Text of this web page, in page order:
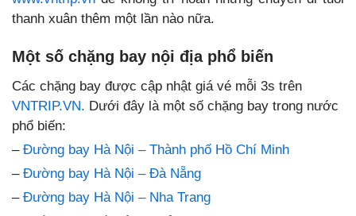
thanh xuân thêm một lần nào nữa.
Một số chặng bay nội địa phổ biến
Các chặng bay được cập nhật giá vé mỗi 3s trên
VNTRIP.VN. Dưới đây là một số chặng bay trong nước
phổ biến:
– Đường bay Hà Nội – Thành phố Hồ Chí Minh
– Đường bay Hà Nội – Đà Nẵng
– Đường bay Hà Nội – Nha Trang